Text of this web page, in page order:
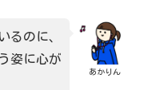
あかりん
るのに、
姿に心が